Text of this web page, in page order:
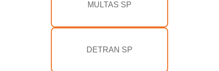
MULTAS SP
DETRAN SP